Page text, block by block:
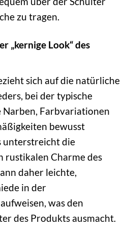
zu tragen.
„kernige Look“ des
sich auf die natürliche
bei der typische
Farbvariationen
bewusst
unterstreicht die
Charme des
daher leichte,
in der
was den
des Produkts ausmacht.